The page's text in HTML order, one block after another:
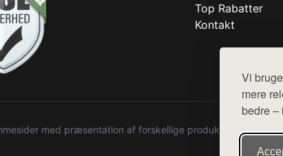
Vi
mere
bedre –
Top Rabatter
Kontakt
med præsentation af forskellige produkter fra